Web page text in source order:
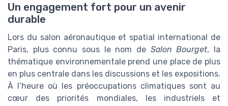
Un engagement fort pour un avenir
durable
Lors du salon aéronautique et spatial international de
Paris, plus connu sous le nom de Salon Bourget, la
thématique environnementale prend une place de plus
en plus centrale dans les discussions et les expositions.
À l’heure où les préoccupations climatiques sont au
cœur des priorités mondiales, les industriels et